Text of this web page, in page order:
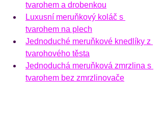
tvarohem a drobenkou
Luxusní meruňkový koláč s
tvarohem na plech
Jednoduché meruňkové knedlíky z
tvarohového těsta
Jednoduchá meruňková zmrzlina s
tvarohem bez zmrzlinovače